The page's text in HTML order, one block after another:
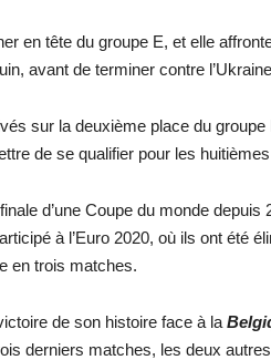
en tête du groupe E, et elle
avant de terminer contre
sur la deuxième place du groupe
de se qualifier pour les huitièmes
d’une Coupe du monde depuis
à l’Euro 2020, où ils ont été
en trois matches.
de son histoire face à la
derniers matches, les deux